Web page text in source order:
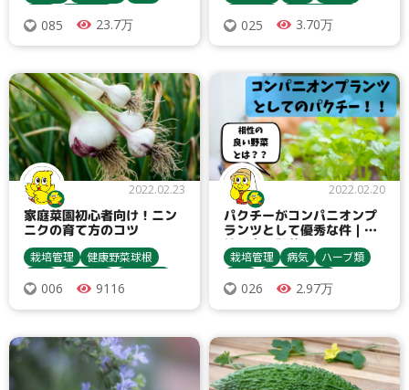
種まき・育苗
収穫・貯蔵
栽培方法
うどんこ病
コナジラミ類
キュウリ
アブラムシ類
追肥
べと病
誘引ネット・誘因紐
炭疽病
085 23.7万
収穫・貯蔵
栽培方法
ハモグリバエ類
間引き
アブラムシ類
追肥 レタス
025 3.70万
2022.02.23
家庭菜園初心者向け！ニン
ニクの育て方のコツ
栽培管理
健康野菜球根
収穫・貯蔵
病気
ニンニク
アザミウマ類
アブラムシ類
追肥
マルチ
ダニ類
006 9116
2022.02.20
パクチーがコンパニオンプ
ランツとして優秀な件｜相
性の良い野菜は？
栽培管理 病気
ハーブ類
収穫・貯蔵
栽培方法
うどんこ病
灰色かび病
コリアンダー
アブラムシ類
ヨトウムシ類
ダニ類
026 2.97万